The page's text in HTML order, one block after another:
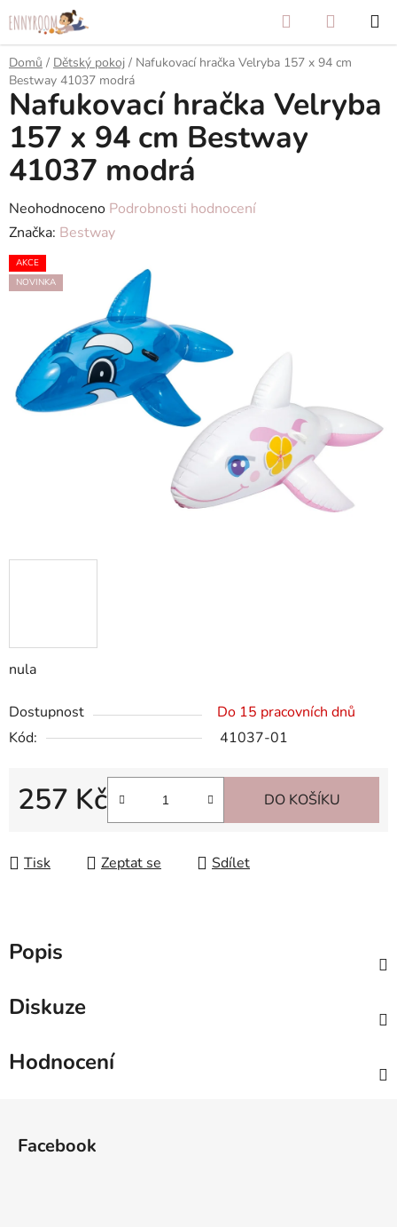
na
obsah
Hledat
KOŠÍK
Domů / Dětský pokoj / Nafukovací hračka Velryba 157 x 94 cm
Bestway 41037 modrá
nula
Dostupnost
Do 15 pracovních dnů
Kód:
41037-01
257 Kč DO KOŠÍKU
Tisk Zeptat se Sdílet
Nafukovací hračka Velryba
157 x 94 cm Bestway
41037 modrá
Průměrné
hodnocení
produktu
je
hvězdiček.
Neohodnoceno Podrobnosti hodnocení
Značka: Bestway
AKCE
NOVINKA
Popis
Diskuze
Hodnocení
Facebook